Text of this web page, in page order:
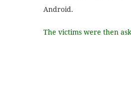
Android.
The victims were then